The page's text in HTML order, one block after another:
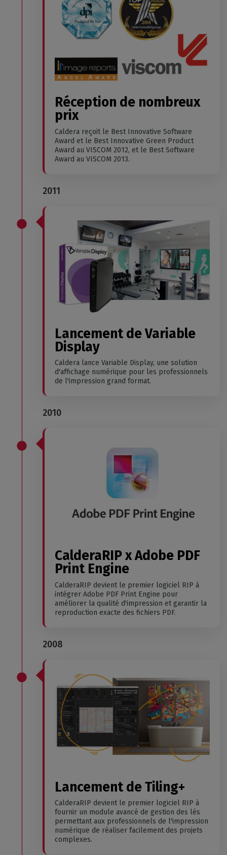
Réception de nombreux
prix
Caldera reçoit le Best Innovative Software
Award et le Best Innovative Green Product
Award au VISCOM 2012, et le Best Software
Award au VISCOM 2013.
2011
Lancement de Variable
Display
Caldera lance Variable Display, une solution
d'affichage numérique pour les professionnels
de l'impression grand format.
2010
CalderaRIP x Adobe PDF
Print Engine
CalderaRIP devient le premier logiciel RIP à
intégrer Adobe PDF Print Engine pour
améliorer la qualité d'impression et garantir la
reproduction exacte des fichiers PDF.
2008
Lancement de Tiling+
CalderaRIP devient le premier logiciel RIP à
fournir un module avancé de gestion des lés
permettant aux professionnels de l'impression
numérique de réaliser facilement des projets
complexes.